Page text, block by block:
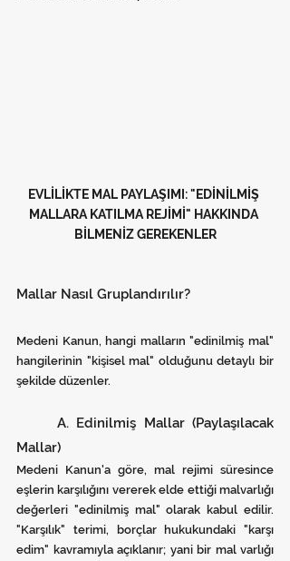
EVLİLİKTE MAL PAYLAŞIMI: "EDİNİLMİŞ
MALLARA KATILMA REJİMİ" HAKKINDA
BİLMENİZ GEREKENLER
Mallar Nasıl Gruplandırılır?
Medeni Kanun, hangi malların "edinilmiş mal"
hangilerinin "kişisel mal" olduğunu detaylı bir
şekilde düzenler.
Mallar)
Medeni Kanun'a göre, mal rejimi süresince
eşlerin karşılığını vererek elde ettiği malvarlığı
değerleri "edinilmiş mal" olarak kabul edilir.
"Karşılık" terimi, borçlar hukukundaki "karşı
edim" kavramıyla açıklanır; yani bir mal varlığı